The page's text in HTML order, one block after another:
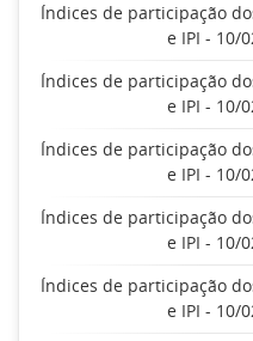
Índices de participação
e IPI - 10/
Índices de participação
e IPI - 10/
Índices de participação
e IPI - 10/
Índices de participação
e IPI - 10/
Índices de participação
e IPI - 10/